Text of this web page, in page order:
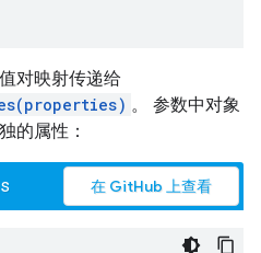
对映射传递给
。 参数中对象
的属性：
在 GitHub 上查看